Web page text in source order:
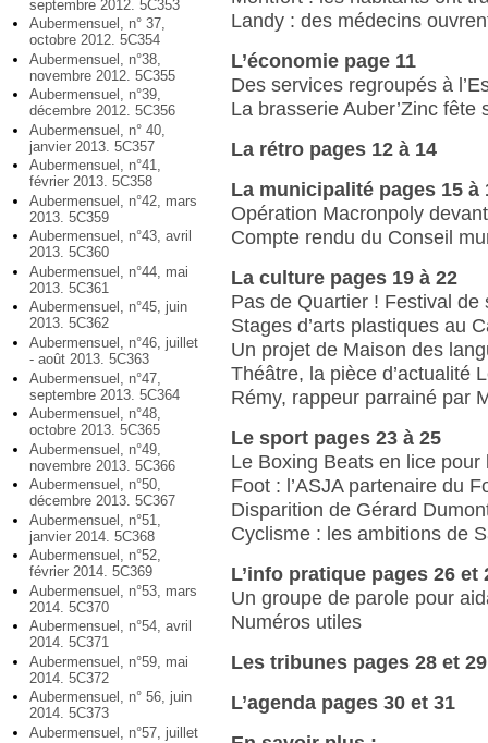
septembre 2012. 5C353
Aubermensuel, n° 37,
octobre 2012. 5C354
Aubermensuel, n°38,
novembre 2012. 5C355
Aubermensuel, n°39,
décembre 2012. 5C356
Aubermensuel, n° 40,
janvier 2013. 5C357
Aubermensuel, n°41,
février 2013. 5C358
Aubermensuel, n°42, mars
2013. 5C359
Aubermensuel, n°43, avril
2013. 5C360
Aubermensuel, n°44, mai
2013. 5C361
Aubermensuel, n°45, juin
2013. 5C362
Aubermensuel, n°46, juillet
- août 2013. 5C363
Aubermensuel, n°47,
septembre 2013. 5C364
Aubermensuel, n°48,
octobre 2013. 5C365
Aubermensuel, n°49,
novembre 2013. 5C366
Aubermensuel, n°50,
décembre 2013. 5C367
Aubermensuel, n°51,
janvier 2014. 5C368
Aubermensuel, n°52,
février 2014. 5C369
Aubermensuel, n°53, mars
2014. 5C370
Aubermensuel, n°54, avril
2014. 5C371
Aubermensuel, n°59, mai
2014. 5C372
Aubermensuel, n° 56, juin
2014. 5C373
Aubermensuel, n°57, juillet
Landy : des médecins
L’économie page 11
Des services regroupés à
La brasserie Auber’Zinc fête
La rétro pages 12 à 14
La municipalité pages 15 à
Opération Macronpoly
Compte rendu du Conseil
La culture pages 19 à 22
Pas de Quartier ! Festival de
Stages d’arts plastiques au
Un projet de Maison des
Théâtre, la pièce d’actualité
Rémy, rappeur parrainé par
Le sport pages 23 à 25
Le Boxing Beats en lice
Foot : l’ASJA partenaire du
Disparition de Gérard
Cyclisme : les ambitions de
L’info pratique pages 26 et
Un groupe de parole pour
Numéros utiles
Les tribunes pages 28 et 29
L’agenda pages 30 et 31